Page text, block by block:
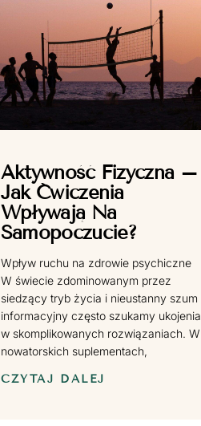
Aktywność Fizyczna –
Jak Ćwiczenia
Wpływają Na
Samopoczucie?
Wpływ ruchu na zdrowie psychiczne
W świecie zdominowanym przez
siedzący tryb życia i nieustanny szum
informacyjny często szukamy ukojenia
w skomplikowanych rozwiązaniach. W
nowatorskich suplementach,
CZYTAJ DALEJ